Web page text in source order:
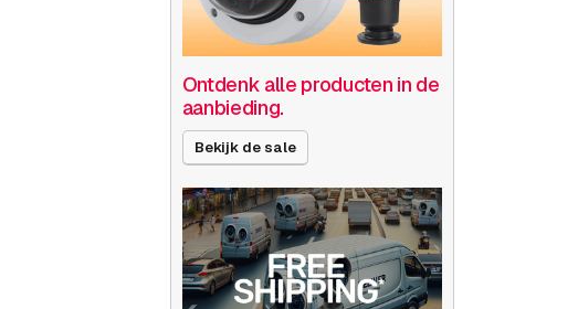
Ontdenk alle producten in de
aanbieding.
Bekijk de sale